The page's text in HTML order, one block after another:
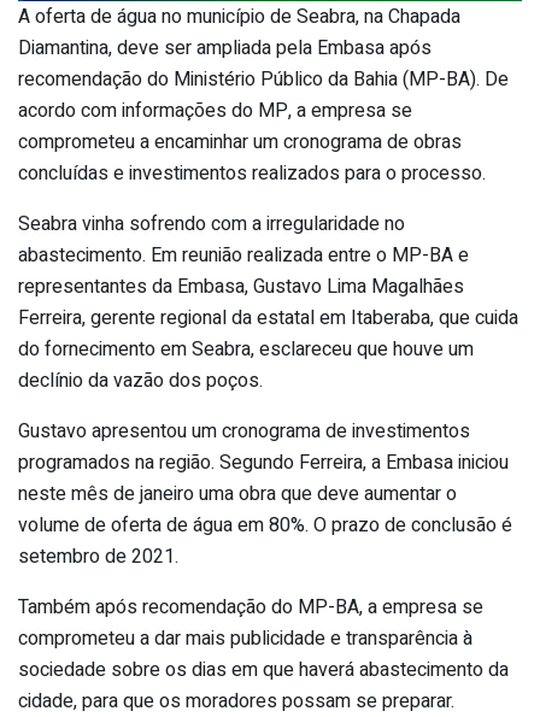
A oferta de água no município de Seabra, na Chapada
Diamantina, deve ser ampliada pela Embasa após
recomendação do Ministério Público da Bahia (MP-BA). De
acordo com informações do MP, a empresa se
comprometeu a encaminhar um cronograma de obras
concluídas e investimentos realizados para o processo.
Seabra vinha sofrendo com a irregularidade no
abastecimento. Em reunião realizada entre o MP-BA e
representantes da Embasa, Gustavo Lima Magalhães
Ferreira, gerente regional da estatal em Itaberaba, que cuida
do fornecimento em Seabra, esclareceu que houve um
declínio da vazão dos poços.
Gustavo apresentou um cronograma de investimentos
programados na região. Segundo Ferreira, a Embasa iniciou
neste mês de janeiro uma obra que deve aumentar o
volume de oferta de água em 80%. O prazo de conclusão é
setembro de 2021.
Também após recomendação do MP-BA, a empresa se
comprometeu a dar mais publicidade e transparência à
sociedade sobre os dias em que haverá abastecimento da
cidade, para que os moradores possam se preparar.